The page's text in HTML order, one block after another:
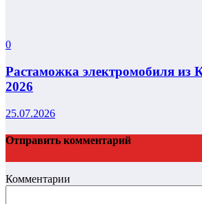
0
Растаможка электромобиля из
2026
25.07.2026
Отправить комментарий
Комментарии